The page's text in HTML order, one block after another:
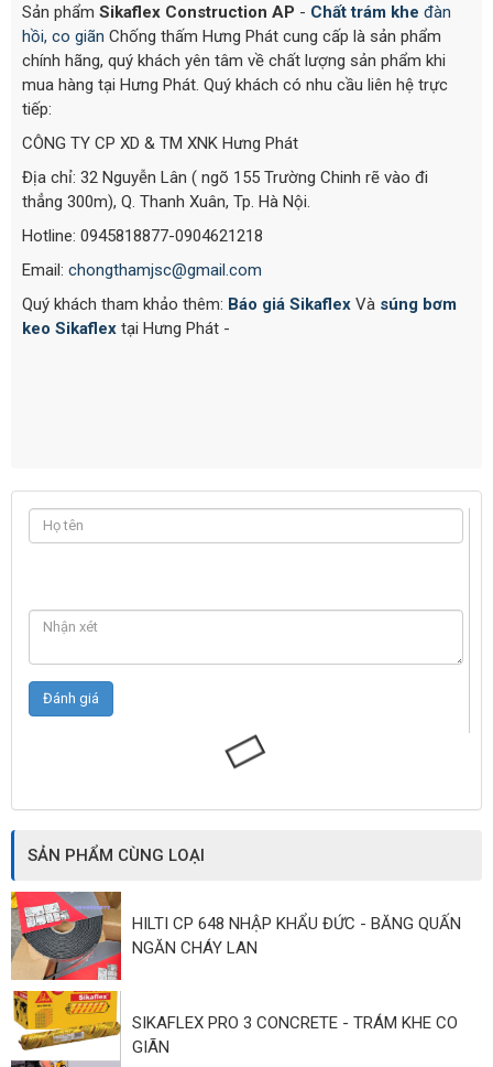
Sản phẩm Sikaflex Construction AP - Chất trám khe đàn
hồi, co giãn Chống thấm Hưng Phát cung cấp là sản phẩm
chính hãng, quý khách yên tâm về chất lượng sản phẩm khi
mua hàng tại Hưng Phát. Quý khách có nhu cầu liên hệ trực
tiếp:
CÔNG TY CP XD & TM XNK Hưng Phát
Địa chỉ: 32 Nguyễn Lân ( ngõ 155 Trường Chinh rẽ vào đi
thẳng 300m), Q. Thanh Xuân, Tp. Hà Nội.
Hotline: 0945818877-0904621218
Email: chongthamjsc@gmail.com
Quý khách tham khảo thêm: Báo giá Sikaflex Và súng bơm
keo Sikaflex tại Hưng Phát -
SẢN PHẨM CÙNG LOẠI
HILTI CP 648 NHẬP KHẨU ĐỨC - BĂNG QUẤN
NGĂN CHÁY LAN
SIKAFLEX PRO 3 CONCRETE - TRÁM KHE CO
GIÃN